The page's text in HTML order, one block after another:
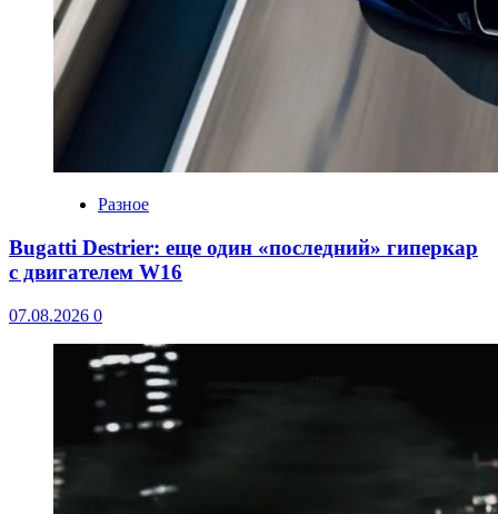
Разное
Bugatti Destrier: еще один «последний» гиперкар
с двигателем W16
07.08.2026 0